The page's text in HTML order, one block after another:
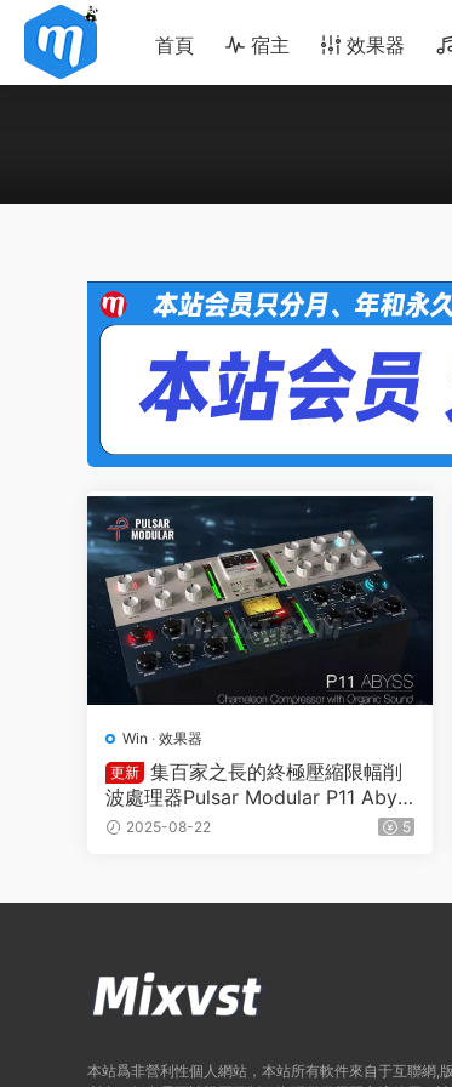
首頁 宿主 效果器
Win · 效果器
更新 集百家之長的終極壓縮限幅削
波處理器Pulsar Modular P11 Abys
s v2.2.3 WIN
2025-08-22 5
本站爲非營利性個人網站，本站所有軟件來自于互聯網,